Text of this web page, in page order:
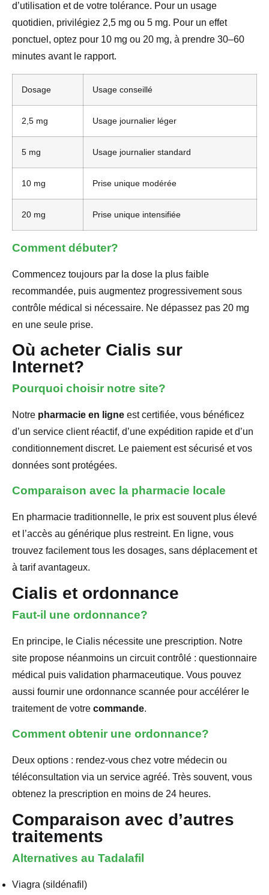
d’utilisation et de votre tolérance. Pour un usage
quotidien, privilégiez 2,5 mg ou 5 mg. Pour un effet
ponctuel, optez pour 10 mg ou 20 mg, à prendre 30–60
minutes avant le rapport.
Dosage Usage conseillé
2,5 mg Usage journalier léger
5 mg Usage journalier standard
10 mg Prise unique modérée
20 mg Prise unique intensifiée
Comment débuter?
Commencez toujours par la dose la plus faible
recommandée, puis augmentez progressivement sous
contrôle médical si nécessaire. Ne dépassez pas 20 mg
en une seule prise.
Où acheter Cialis sur
Internet?
Pourquoi choisir notre site?
Notre pharmacie en ligne est certifiée, vous bénéficez
d’un service client réactif, d’une expédition rapide et d’un
conditionnement discret. Le paiement est sécurisé et vos
données sont protégées.
Comparaison avec la pharmacie locale
En pharmacie traditionnelle, le prix est souvent plus élevé
et l’accès au générique plus restreint. En ligne, vous
trouvez facilement tous les dosages, sans déplacement et
à tarif avantageux.
Cialis et ordonnance
Faut-il une ordonnance?
En principe, le Cialis nécessite une prescription. Notre
site propose néanmoins un circuit contrôlé : questionnaire
médical puis validation pharmaceutique. Vous pouvez
aussi fournir une ordonnance scannée pour accélérer le
traitement de votre commande.
Comment obtenir une ordonnance?
Deux options : rendez-vous chez votre médecin ou
téléconsultation via un service agréé. Très souvent, vous
obtenez la prescription en moins de 24 heures.
Comparaison avec d’autres
traitements
Alternatives au Tadalafil
Viagra (sildénafil)